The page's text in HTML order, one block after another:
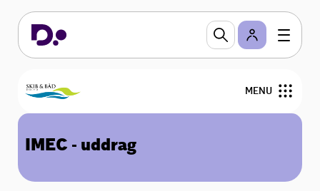
MENU
Om Skib & Båd
IMEC - uddrag